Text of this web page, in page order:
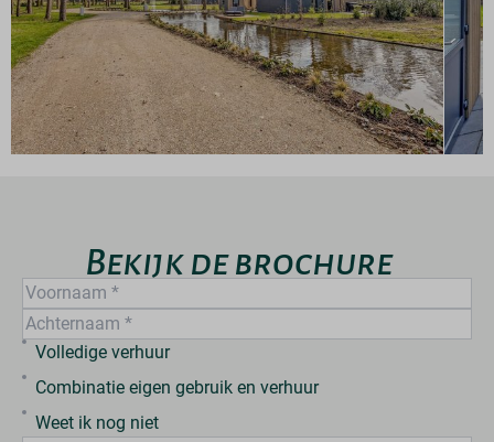
Bekijk de brochure
Volledige verhuur
Combinatie eigen gebruik en verhuur
Weet ik nog niet